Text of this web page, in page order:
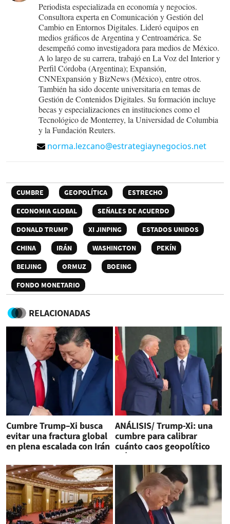
Periodista especializada en economía y negocios.
Consultora experta en Comunicación y Gestión del
Cambio en Entornos Digitales. Lideró equipos en
medios gráficos de Argentina y Centroamérica. Se
desempeñó como investigadora para medios de México.
A lo largo de su carrera, trabajó en La Voz del Interior y
Perfil Córdoba (Argentina); Expansión,
CNNExpansión y BizNews (México), entre otros.
También ha sido docente universitaria en temas de
Gestión de Contenidos Digitales. Su formación incluye
becas y especializaciones en instituciones como el
Tecnológico de Monterrey, la Universidad de Columbia
y la Fundación Reuters.
norma.lezcano@estrategiaynegocios.net
CUMBRE GEOPOLÍTICA
ESTRECHO
ECONOMIA GLOBAL
SEÑALES DE ACUERDO
DONALD TRUMP
XI JINPING
ESTADOS UNIDOS
CHINA
IRÁN WASHINGTON
PEKÍN
BEIJING
ORMUZ
BOEING
FONDO MONETARIO
RELACIONADAS
Cumbre Trump–Xi busca
evitar una fractura global
en plena escalada con Irán
ANÁLISIS/ Trump-Xi: una
cumbre para calibrar
cuánto caos geopolítico
más se puede soportar